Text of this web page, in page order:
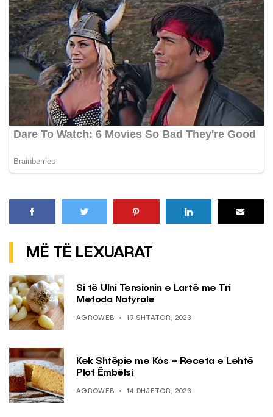
MË TË LEXUARAT
Si të Ulni Tensionin e Lartë me Tri
Metoda Natyrale
AGROWEB 19 SHTATOR, 2023
Kek Shtëpie me Kos – Receta e Lehtë
Plot Ëmbëlsi
AGROWEB 14 DHJETOR, 2023